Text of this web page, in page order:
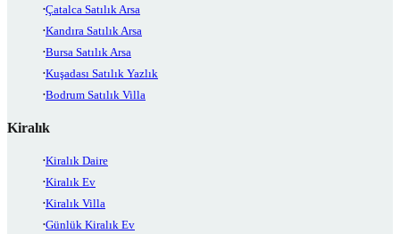
Çatalca Satılık Arsa
Kandıra Satılık Arsa
Bursa Satılık Arsa
Kuşadası Satılık Yazlık
Bodrum Satılık Villa
Kiralık
Kiralık Daire
Kiralık Ev
Kiralık Villa
Günlük Kiralık Ev